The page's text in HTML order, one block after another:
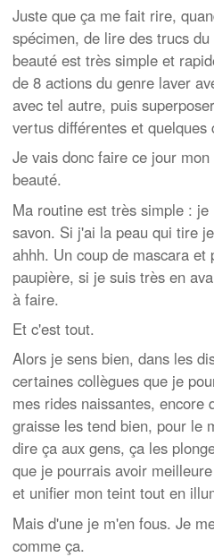
Juste que ça me fait rire,
spécimen, de lire des trucs
beauté est très simple et
de 8 actions du genre laver
avec tel autre, puis
vertus différentes et quelques
Je vais donc faire ce jour
beauté.
Ma routine est très simple :
savon. Si j'ai la peau qui tire
ahhh. Un coup de mascara et
paupière, si je suis très en
à faire.
Et c'est tout.
Alors je sens bien, dans les
certaines collègues que je
mes rides naissantes, encore
graisse les tend bien, pour le
dire ça aux gens, ça les
que je pourrais avoir
et unifier mon teint tout en
Mais d'une je m'en fous. Je
comme ça.